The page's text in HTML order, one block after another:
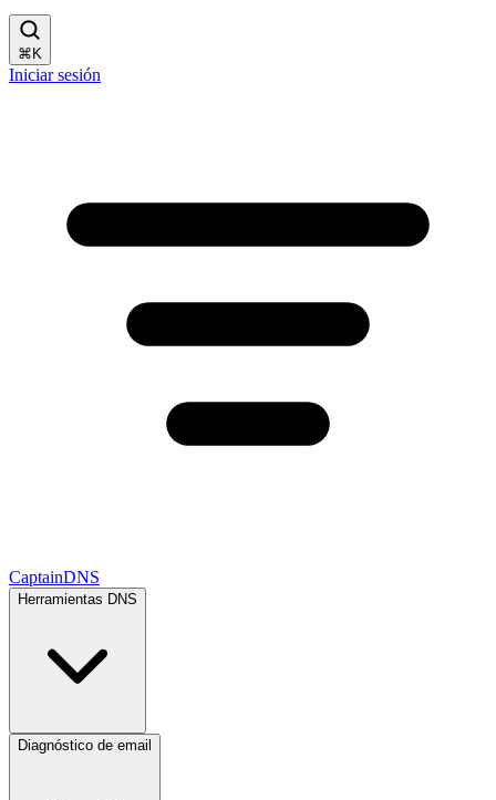
⌘ K
Iniciar sesión
CaptainDNS
Herramientas DNS
Diagnóstico de email